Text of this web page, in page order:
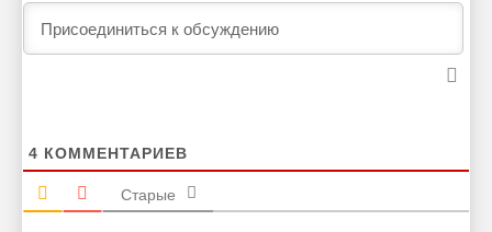
4 КОММЕНТАРИЕВ
Старые